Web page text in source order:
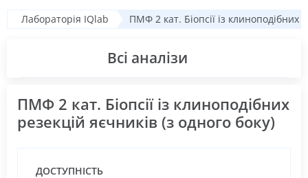
Лабораторія IQlab ПМФ 2 кат. Біопсії із клиноподібних
Всі аналізи
ПМФ 2 кат. Біопсії із клиноподібних
резекцій яєчників (з одного боку)
ДОСТУПНІСТЬ